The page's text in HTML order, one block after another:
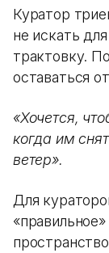
Куратор
не искать
трактовку.
оставаться
«Хочется,
когда им
ветер».
Для